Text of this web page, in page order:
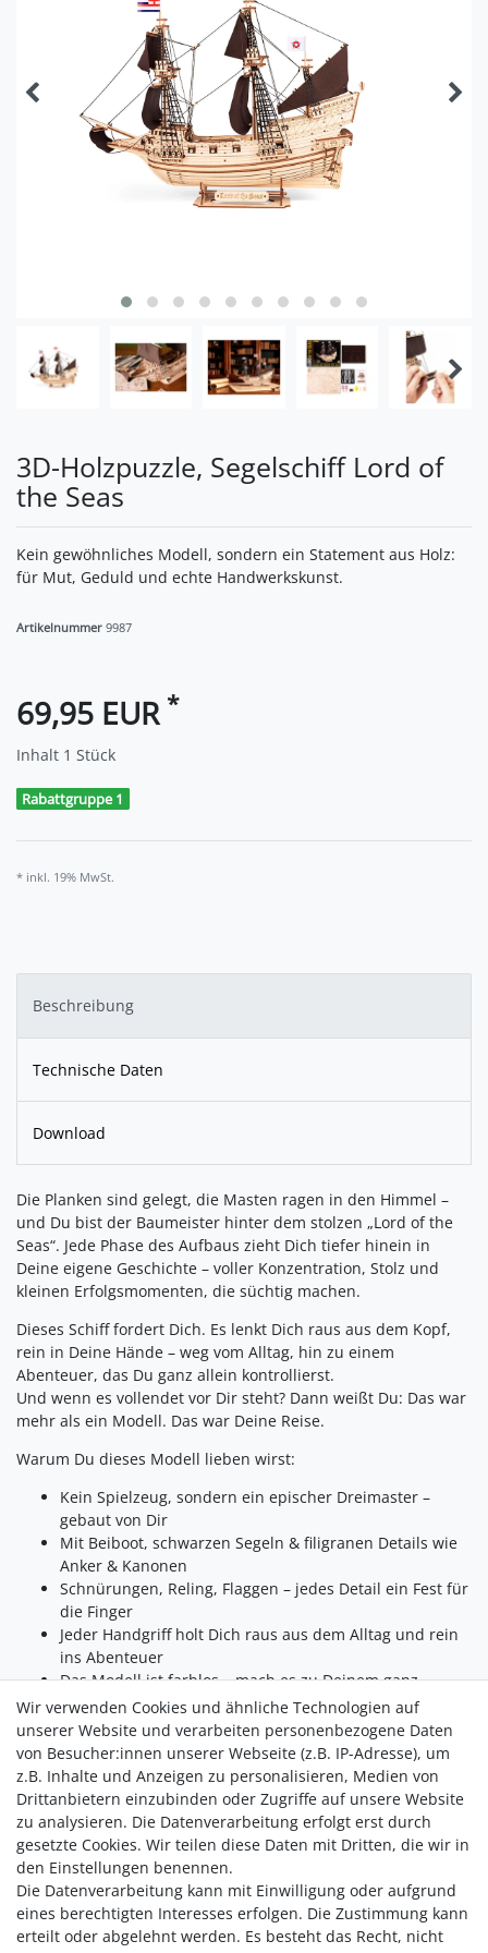
3D-Holzpuzzle, Segelschiff Lord of
the Seas
Kein gewöhnliches Modell, sondern ein Statement aus Holz:
für Mut, Geduld und echte Handwerkskunst.
Artikelnummer 9987
69,95 EUR *
Inhalt 1 Stück
Rabattgruppe 1
* inkl. 19% MwSt.
Beschreibung
Technische Daten
Download
Die Planken sind gelegt, die Masten ragen in den Himmel –
und Du bist der Baumeister hinter dem stolzen „Lord of the
Seas“. Jede Phase des Aufbaus zieht Dich tiefer hinein in
Deine eigene Geschichte – voller Konzentration, Stolz und
kleinen Erfolgsmomenten, die süchtig machen.
Dieses Schiff fordert Dich. Es lenkt Dich raus aus dem Kopf,
rein in Deine Hände – weg vom Alltag, hin zu einem
Abenteuer, das Du ganz allein kontrollierst.
Und wenn es vollendet vor Dir steht? Dann weißt Du: Das war
mehr als ein Modell. Das war Deine Reise.
Warum Du dieses Modell lieben wirst:
Kein Spielzeug, sondern ein epischer Dreimaster –
gebaut von Dir
Mit Beiboot, schwarzen Segeln & filigranen Details wie
Anker & Kanonen
Schnürungen, Reling, Flaggen – jedes Detail ein Fest für
die Finger
Jeder Handgriff holt Dich raus aus dem Alltag und rein
ins Abenteuer
Das Modell ist farblos – mach es zu Deinem ganz
persönlichen Unikat
Konzentration, Ruhe, Flow – und ein echter Stolz am
Ende
Ein Blickfang, der Geschichten erzählt – im Regal oder
auf dem Schreibtisch
Ein Geschenk für Entdecker, Kreative & Liebhaber maritimer
Meisterwerke
Wir verwenden Cookies und ähnliche Technologien auf
unserer Website und verarbeiten personenbezogene Daten
von Besucher:innen unserer Webseite (z.B. IP-Adresse), um
z.B. Inhalte und Anzeigen zu personalisieren, Medien von
Drittanbietern einzubinden oder Zugriffe auf unsere Website
zu analysieren. Die Datenverarbeitung erfolgt erst durch
gesetzte Cookies. Wir teilen diese Daten mit Dritten, die wir in
den Einstellungen benennen.
Die Datenverarbeitung kann mit Einwilligung oder aufgrund
eines berechtigten Interesses erfolgen. Die Zustimmung kann
erteilt oder abgelehnt werden. Es besteht das Recht, nicht